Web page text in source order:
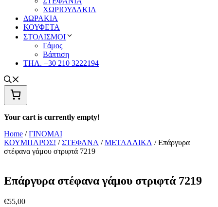
ΧΩΡΙΟΥΔΑΚΙΑ
ΔΩΡΑΚΙΑ
ΚΟΥΦΕΤΑ
ΣΤΟΛΙΣΜΟΙ
Γάμος
Βάπτιση
ΤΗΛ. +30 210 3222194
Your cart is currently empty!
Home /ΓΙΝΟΜΑΙ
ΚΟΥΜΠΑΡΟΣ! /ΣΤΕΦΑΝΑ /ΜΕΤΑΛΛΙΚΑ / Επάργυρα
στέφανα γάμου στριφτά 7219
Επάργυρα στέφανα γάμου στριφτά 7219
€55,00